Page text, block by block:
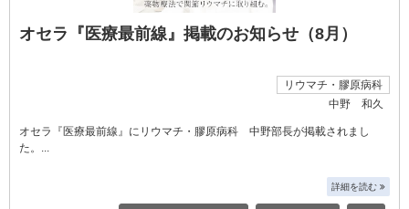
オセラ『医療最前線』掲載のお知らせ（8月）
リウマチ・膠原病科
中野 和久
オセラ『医療最前線』にリウマチ・膠原病科 中野部長が掲載されまし
た。
詳細を読む